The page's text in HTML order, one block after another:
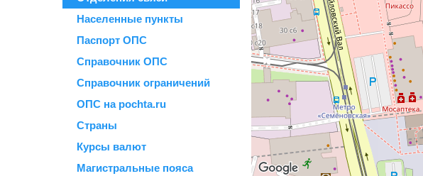
Населенные пункты
Паспорт ОПС
Справочник ОПС
Справочник ограничений
ОПС на pochta.ru
Страны
Курсы валют
Магистральные пояса